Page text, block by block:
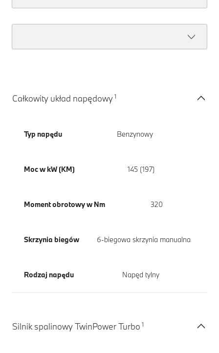
Całkowity układ napędowy1
Typ napędu Benzynowy
Moc w kW (KM) 145 (197)
Moment obrotowy w Nm 320
Skrzynia biegów 6-biegowa skrzynia manualna
Rodzaj napędu Napęd tylny
Silnik spalinowy TwinPower Turbo 1